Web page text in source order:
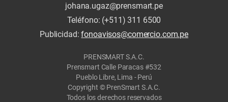
johana.ugaz@prensmart.pe
Teléfono: (+511) 311 6500
Publicidad:fonoavisos@comercio.com.pe
PRENSMART S.A.C.
Prensmart Calle Paracas #532
Pueblo Libre, Lima - Perú
Copyright © PrenSmart S.A.C.
Todos los derechos reservados